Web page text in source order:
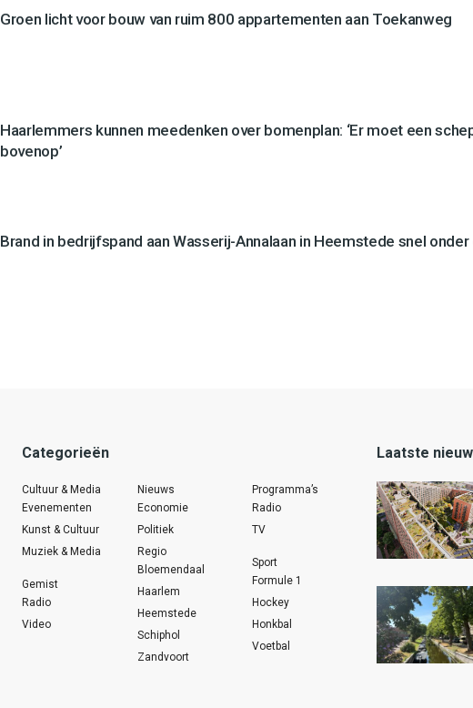
Groen licht voor bouw van ruim 800 appartementen aan Toekanweg
Haarlemmers kunnen meedenken over bomenplan: ‘Er moet een
bovenop’
Brand in bedrijfspand aan Wasserij-Annalaan in Heemstede snel
Categorieën
Cultuur & Media
Evenementen
Kunst & Cultuur
Muziek & Media
Gemist
Radio
Video
Nieuws
Economie
Politiek
Regio
Bloemendaal
Haarlem
Heemstede
Schiphol
Zandvoort
Programma’s
Radio
TV
Sport
Formule 1
Hockey
Honkbal
Voetbal
Laatste